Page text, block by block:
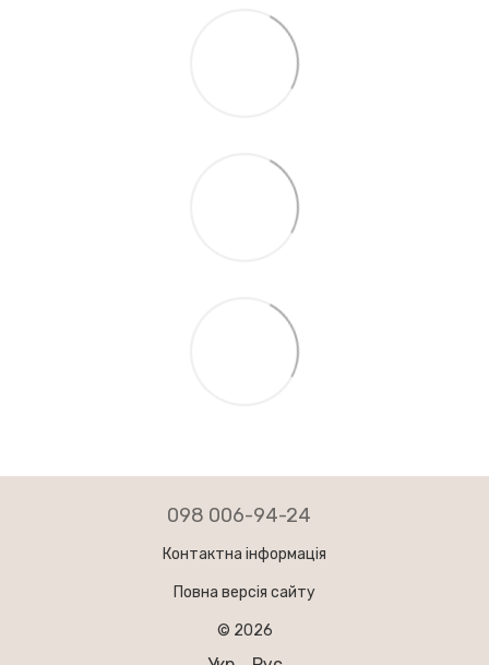
098 006-94-24
Контактна інформація
Повна версія сайту
© 2026